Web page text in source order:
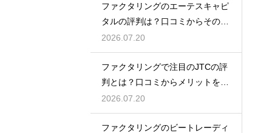
ファクタリングのエーテスキャピ
タルの評判は？口コミからその実
態を徹底解説
2026.07.20
ファクタリングで注目のJTCの評
判とは？口コミからメリットを徹
底解説
2026.07.20
ファクタリングのビートレーディ